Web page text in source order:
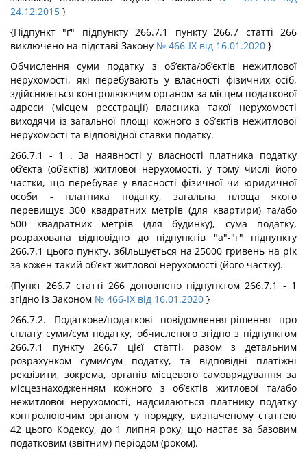
24.12.2015 }
{Підпункт "ґ" підпункту 266.7.1 пункту 266.7 статті 266
виключено на підставі Закону № 466-IX від 16.01.2020 }
Обчислення суми податку з об’єкта/об’єктів нежитлової
нерухомості, які перебувають у власності фізичних осіб,
здійснюється контролюючим органом за місцем податкової
адреси (місцем реєстрації) власника такої нерухомості
виходячи із загальної площі кожного з об’єктів нежитлової
нерухомості та відповідної ставки податку.
266.7.1 - 1 . За наявності у власності платника податку
об’єкта (об’єктів) житлової нерухомості, у тому числі його
частки, що перебуває у власності фізичної чи юридичної
особи - платника податку, загальна площа якого
перевищує 300 квадратних метрів (для квартири) та/або
500 квадратних метрів (для будинку), сума податку,
розрахована відповідно до підпунктів "а"-"г" підпункту
266.7.1 цього пункту, збільшується на 25000 гривень на рік
за кожен такий об’єкт житлової нерухомості (його частку).
{Пункт 266.7 статті 266 доповнено підпунктом 266.7.1 - 1
згідно із Законом № 466-IX від 16.01.2020 }
266.7.2. Податкове/податкові повідомлення-рішення про
сплату суми/сум податку, обчисленого згідно з підпунктом
266.7.1 пункту 266.7 цієї статті, разом з детальним
розрахунком суми/сум податку, та відповідні платіжні
реквізити, зокрема, органів місцевого самоврядування за
місцезнаходженням кожного з об’єктів житлової та/або
нежитлової нерухомості, надсилаються платнику податку
контролюючим органом у порядку, визначеному статтею
42 цього Кодексу, до 1 липня року, що настає за базовим
податковим (звітним) періодом (роком).